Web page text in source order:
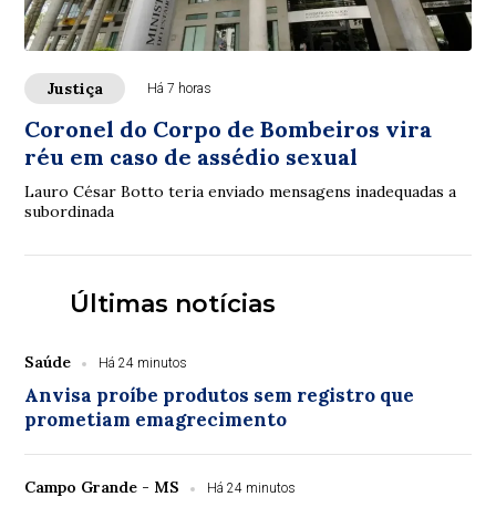
Justiça Há 7 horas
Coronel do Corpo de Bombeiros vira
réu em caso de assédio sexual
Lauro César Botto teria enviado mensagens inadequadas a
subordinada
Últimas notícias
Saúde Há 24 minutos
Anvisa proíbe produtos sem registro que
prometiam emagrecimento
Campo Grande - MS Há 24 minutos